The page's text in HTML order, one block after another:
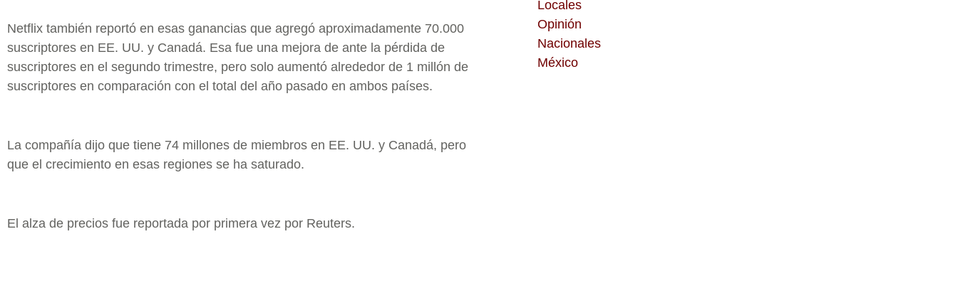
Netflix también reportó en esas ganancias que agregó aproximadamente 70.000
suscriptores en EE. UU. y Canadá. Esa fue una mejora de ante la pérdida de
suscriptores en el segundo trimestre, pero solo aumentó alrededor de 1 millón de
suscriptores en comparación con el total del año pasado en ambos países.
La compañía dijo que tiene 74 millones de miembros en EE. UU. y Canadá, pero
que el crecimiento en esas regiones se ha saturado.
El alza de precios fue reportada por primera vez por Reuters.
Locales
Opinión
Nacionales
México